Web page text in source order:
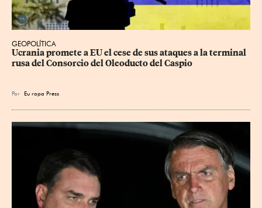
GEOPOLÍTICA
Ucrania promete a EU el cese de sus ataques a la terminal
rusa del Consorcio del Oleoducto del Caspio
Por Eu ropa Press